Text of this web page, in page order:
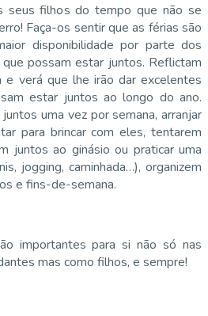
seus filhos do tempo que não se
Faça-os sentir que as férias são
disponibilidade por parte dos
possam estar juntos. Reflictam
verá que lhe irão dar excelentes
estar juntos ao longo do ano.
uma vez por semana, arranjar
para brincar com eles, tentarem
juntos ao ginásio ou praticar uma
jogging, caminhada…), organizem
e fins-de-semana.
importantes para si não só nas
mas como filhos, e sempre!